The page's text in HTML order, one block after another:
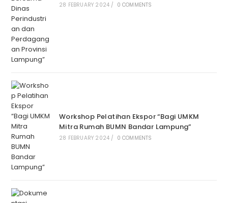
28 FEBRUARY 2024 / 0 COMMENTS
Workshop Pelatihan Ekspor “Bagi UMKM
Mitra Rumah BUMN Bandar Lampung”
28 FEBRUARY 2024 / 0 COMMENTS